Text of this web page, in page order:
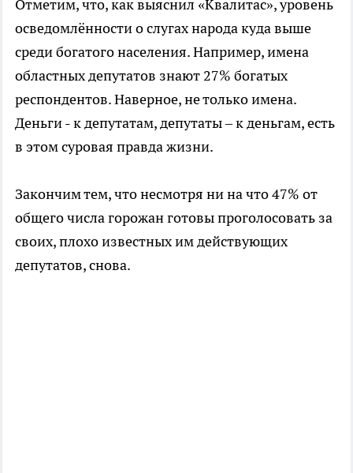
Отметим, что, как выяснил «Квалитас», уровень
осведомлённости о слугах народа куда выше
среди богатого населения. Например, имена
областных депутатов знают 27% богатых
респондентов. Наверное, не только имена.
Деньги - к депутатам, депутаты – к деньгам, есть
в этом суровая правда жизни.
Закончим тем, что несмотря ни на что 47% от
общего числа горожан готовы проголосовать за
своих, плохо известных им действующих
депутатов, снова.